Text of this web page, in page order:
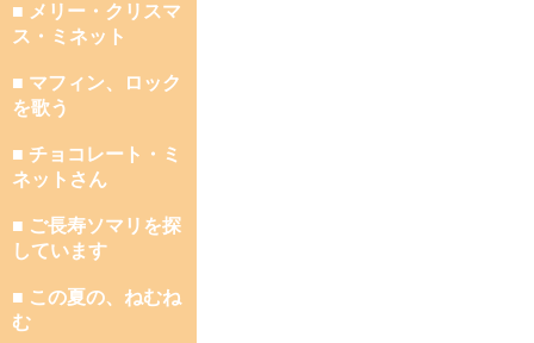
■ メリー・クリスマ
ス・ミネット
■ マフィン、ロック
を歌う
■ チョコレート・ミ
ネットさん
■ ご長寿ソマリを探
しています
■ この夏の、ねむね
む